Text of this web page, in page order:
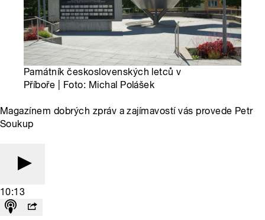
Památník československých letců v
Příboře | Foto: Michal Polášek
Magazínem dobrých zpráv a zajímavostí vás provede Petr
Soukup
10:13